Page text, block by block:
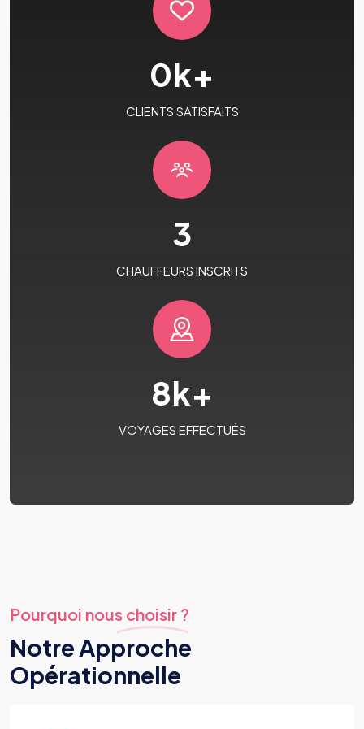
0k+
CLIENTS SATISFAITS
3
CHAUFFEURS INSCRITS
8k+
VOYAGES EFFECTUÉS
Pourquoi nous choisir ?
Notre Approche
Opérationnelle